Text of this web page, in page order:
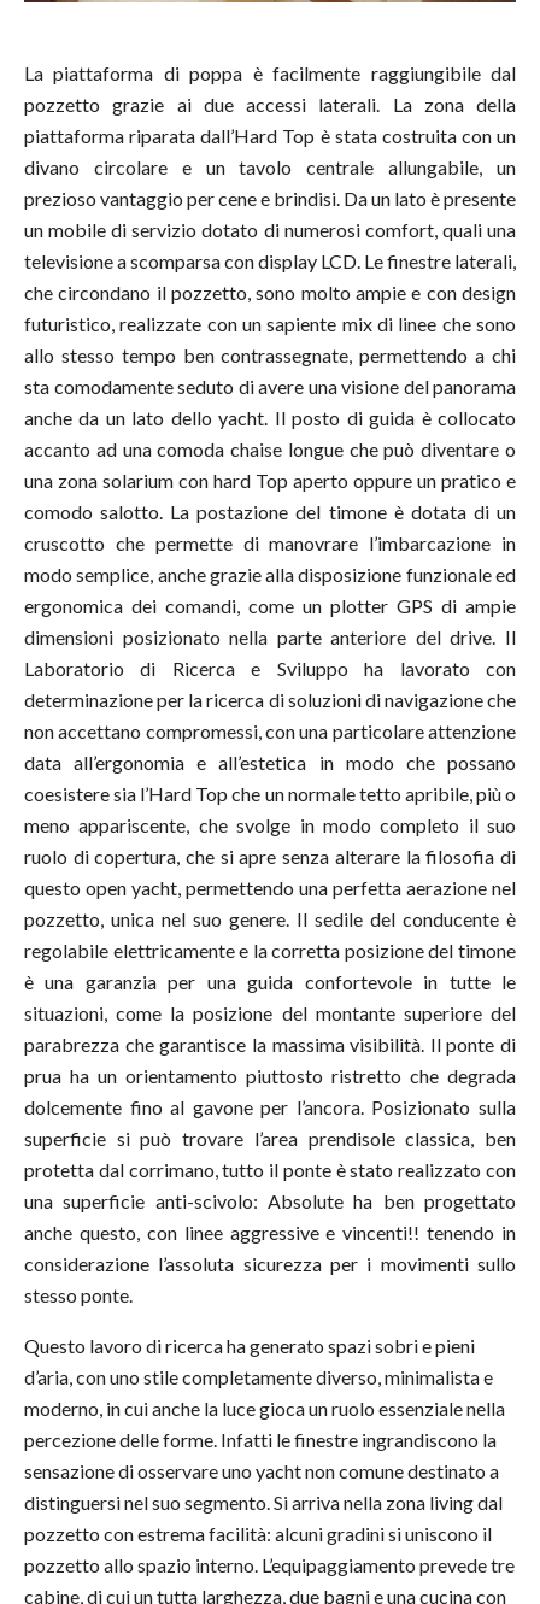
La piattaforma di poppa è facilmente raggiungibile dal
pozzetto grazie ai due accessi laterali. La zona della
piattaforma riparata dall’Hard Top è stata costruita con un
divano circolare e un tavolo centrale allungabile, un
prezioso vantaggio per cene e brindisi. Da un lato è presente
un mobile di servizio dotato di numerosi comfort, quali una
televisione a scomparsa con display LCD. Le finestre laterali,
che circondano il pozzetto, sono molto ampie e con design
futuristico, realizzate con un sapiente mix di linee che sono
allo stesso tempo ben contrassegnate, permettendo a chi
sta comodamente seduto di avere una visione del panorama
anche da un lato dello yacht. Il posto di guida è collocato
accanto ad una comoda chaise longue che può diventare o
una zona solarium con hard Top aperto oppure un pratico e
comodo salotto. La postazione del timone è dotata di un
cruscotto che permette di manovrare l’imbarcazione in
modo semplice, anche grazie alla disposizione funzionale ed
ergonomica dei comandi, come un plotter GPS di ampie
dimensioni posizionato nella parte anteriore del drive. Il
Laboratorio di Ricerca e Sviluppo ha lavorato con
determinazione per la ricerca di soluzioni di navigazione che
non accettano compromessi, con una particolare attenzione
data all’ergonomia e all’estetica in modo che possano
coesistere sia l’Hard Top che un normale tetto apribile, più o
meno appariscente, che svolge in modo completo il suo
ruolo di copertura, che si apre senza alterare la filosofia di
questo open yacht, permettendo una perfetta aerazione nel
pozzetto, unica nel suo genere. Il sedile del conducente è
regolabile elettricamente e la corretta posizione del timone
è una garanzia per una guida confortevole in tutte le
situazioni, come la posizione del montante superiore del
parabrezza che garantisce la massima visibilità. Il ponte di
prua ha un orientamento piuttosto ristretto che degrada
dolcemente fino al gavone per l’ancora. Posizionato sulla
superficie si può trovare l’area prendisole classica, ben
protetta dal corrimano, tutto il ponte è stato realizzato con
una superficie anti-scivolo: Absolute ha ben progettato
anche questo, con linee aggressive e vincenti!! tenendo in
considerazione l’assoluta sicurezza per i movimenti sullo
stesso ponte.
Questo lavoro di ricerca ha generato spazi sobri e pieni
d’aria, con uno stile completamente diverso, minimalista e
moderno, in cui anche la luce gioca un ruolo essenziale nella
percezione delle forme. Infatti le finestre ingrandiscono la
sensazione di osservare uno yacht non comune destinato a
distinguersi nel suo segmento. Si arriva nella zona living dal
pozzetto con estrema facilità: alcuni gradini si uniscono il
pozzetto allo spazio interno. L’equipaggiamento prevede tre
cabine, di cui un tutta larghezza, due bagni e una cucina con